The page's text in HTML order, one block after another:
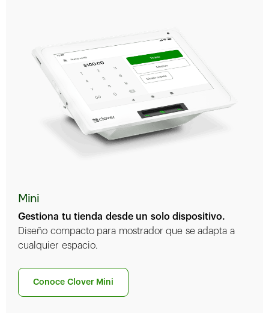
Mini
Gestiona tu tienda desde un solo dispositivo.
Diseño compacto para mostrador que se adapta a
cualquier espacio.
Conoce Clover Mini